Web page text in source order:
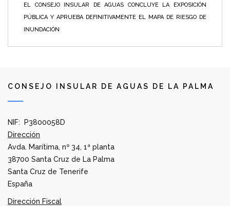
EL CONSEJO INSULAR DE AGUAS CONCLUYE LA EXPOSICIÓN
PÚBLICA Y APRUEBA DEFINITIVAMENTE EL MAPA DE RIESGO DE
INUNDACIÓN
CONSEJO INSULAR DE AGUAS DE LA PALMA
NIF: P3800058D
Dirección
Avda. Marítima, nº 34, 1ª planta
38700 Santa Cruz de La Palma
Santa Cruz de Tenerife
España
Dirección Fiscal